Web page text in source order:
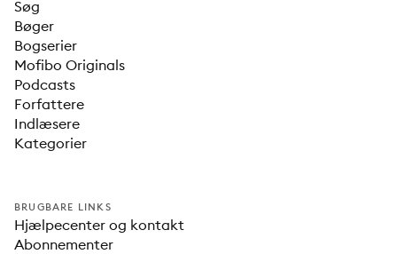
Søg
Bøger
Bogserier
Mofibo Originals
Podcasts
Forfattere
Indlæsere
Kategorier
BRUGBARE LINKS
Hjælpecenter og kontakt
Abonnementer